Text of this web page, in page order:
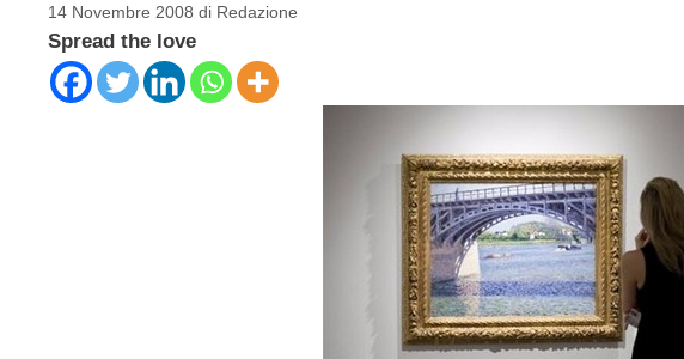
14 Novembre 2008 di Redazione
Spread the love